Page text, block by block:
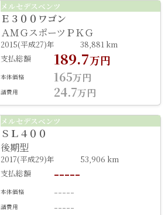
メルセデスベンツ
Ｅ３００ワゴン
ＡＭＧスポーツＰＫＧ
2015(平成27)年
38,881 km
支払総額
189.7万円
本体価格 165万円
諸費用 24.7万円
メルセデスベンツ
ＳＬ４００
後期型
2017(平成29)年
53,906 km
支払総額
-----
本体価格 -----
諸費用 -----